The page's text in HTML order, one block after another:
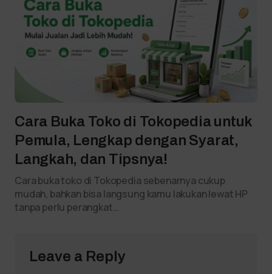
Cara Buka Toko di Tokopedia untuk
Pemula, Lengkap dengan Syarat,
Langkah, dan Tipsnya!
Cara buka toko di Tokopedia sebenarnya cukup
mudah, bahkan bisa langsung kamu lakukan lewat HP
tanpa perlu perangkat…
Leave a Reply